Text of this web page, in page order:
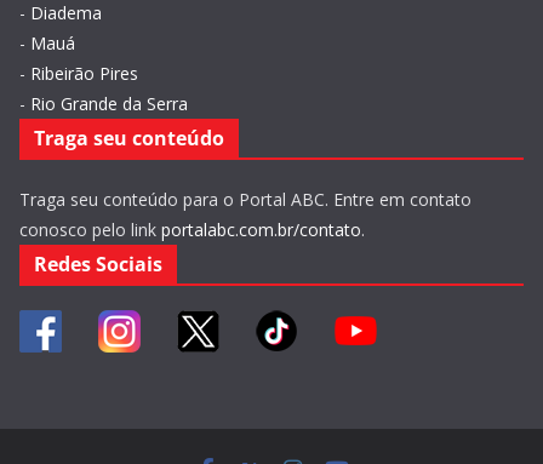
- Diadema
- Mauá
- Ribeirão Pires
- Rio Grande da Serra
Traga seu conteúdo
Traga seu conteúdo para o Portal ABC. Entre em contato
conosco pelo link portalabc.com.br/contato.
Redes Sociais